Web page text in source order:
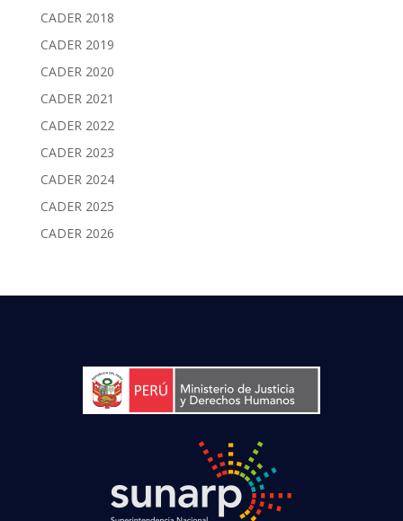
CADER 2018
CADER 2019
CADER 2020
CADER 2021
CADER 2022
CADER 2023
CADER 2024
CADER 2025
CADER 2026